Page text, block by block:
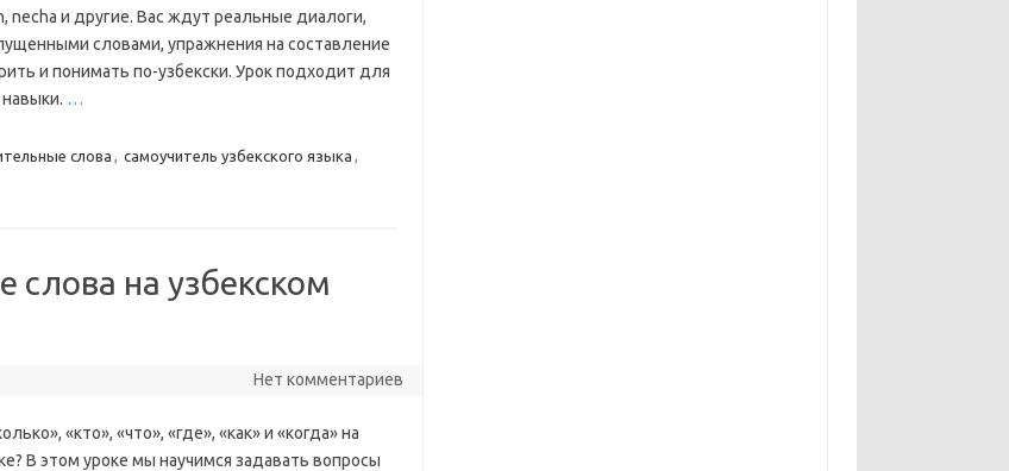
necha и другие. Вас ждут реальные диалоги,
словами, упражнения на составление
и понимать по-узбекски. Урок подходит для
…
слова , самоучитель узбекского языка ,
слова на узбекском
Нет комментариев
«кто», «что», «где», «как» и «когда» на
В этом уроке мы научимся задавать вопросы